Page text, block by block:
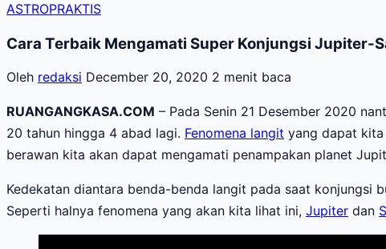
ASTROPRAKTIS
Cara Terbaik Mengamati Super Konjungsi Jupiter-
Oleh redaksi December 20, 2020 2 menit baca
RUANGANGKASA.COM – Pada Senin 21 Desember 2020
20 tahun hingga 4 abad lagi. Fenomena langit yang dapat
berawan kita akan dapat mengamati penampakan planet
Kedekatan diantara benda-benda langit pada saat konjungsi
Seperti halnya fenomena yang akan kita lihat ini, Jupiter dan